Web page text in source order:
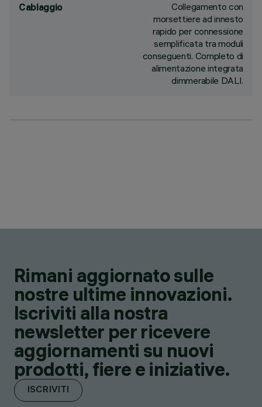
Cablaggio
Collegamento con
morsettiere ad innesto
rapido per connessione
semplificata tra moduli
conseguenti. Completo di
alimentazione integrata
dimmerabile DALI.
Rimani aggiornato sulle
nostre ultime innovazioni.
Iscriviti alla nostra
newsletter per ricevere
aggiornamenti su nuovi
prodotti, fiere e iniziative.
ISCRIVITI